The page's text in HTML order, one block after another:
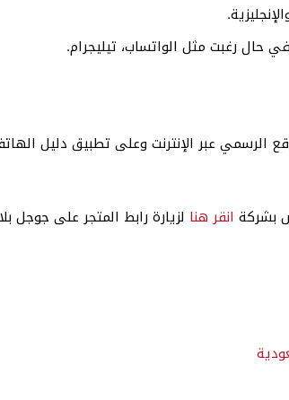
حال رغبت مثل الواتساب، تيليجرام.
الرسمي عبر الإنترنت وعلى تطبيق دليل
بشركة انقر هنا لزيارة رابط المتجر على جوجل